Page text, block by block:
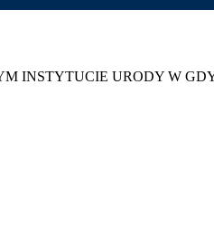
INSTYTUCIE URODY W